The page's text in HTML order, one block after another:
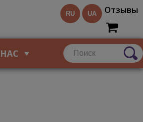
RU UA Отзывы